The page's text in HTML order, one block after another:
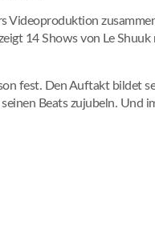
Videoproduktion
14 Shows von Le
fest. Den Auftakt bildet
Beats zujubeln. Und